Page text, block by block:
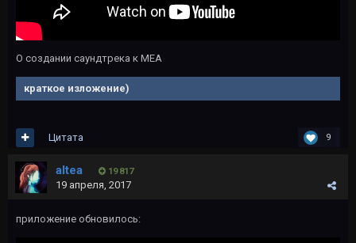
О создании саундтрека к МЕА
краткое изложение)
9
Цитата
altea 19 817
19 апреля, 2017
приложение обновилось: